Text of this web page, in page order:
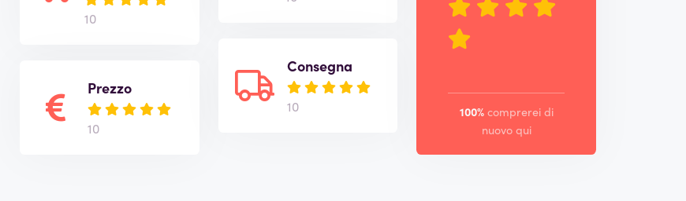
10
Prezzo
10
Consegna
10 100% comprerei di
nuovo qui